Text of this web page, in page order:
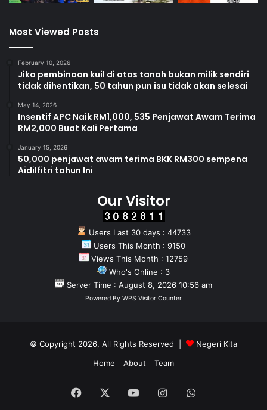
Most Viewed Posts
February 10, 2026
Jika pembinaan kuil di atas tanah bukan milik sendiri
tidak dihentikan, 50 tahun pun isu tidak akan selesai
May 14, 2026
Insentif APC Naik RM1,000, 535 Penjawat Awam Terima
RM2,000 Buat Kali Pertama
January 15, 2026
50,000 penjawat awam terima BKK RM300 sempena
Aidilfitri tahun Ini
Our Visitor
Users Last 30 days : 44733
Users This Month : 9150
Views This Month : 12759
Who's Online : 3
Server Time : August 8, 2026 10:56 am
Powered By WPS Visitor Counter
© Copyright 2026, All Rights Reserved |
Negeri Kita
Home
About Team
Facebook YouTubeInstagramWhatsApp